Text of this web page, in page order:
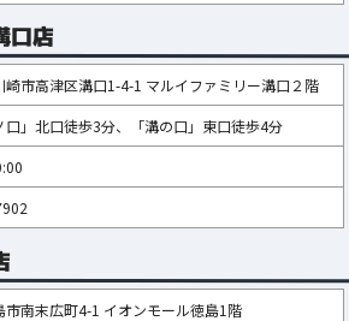
口店
崎市高津区溝口1-4-1 マルイファミリー溝口２階
口」北口徒歩3分、「溝の口」東口徒歩4分
市南末広町4-1 イオンモール徳島1階